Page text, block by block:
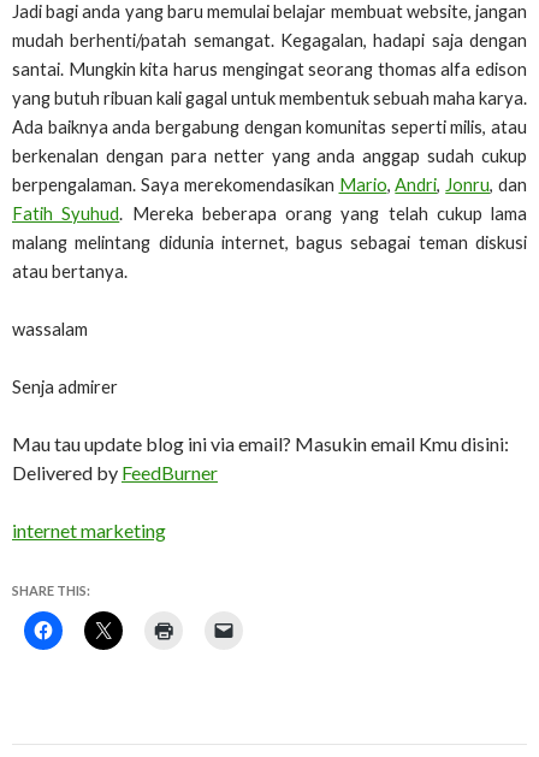
Jadi bagi anda yang baru memulai belajar membuat website, jangan
mudah berhenti/patah semangat. Kegagalan, hadapi saja dengan
santai. Mungkin kita harus mengingat seorang thomas alfa edison
yang butuh ribuan kali gagal untuk membentuk sebuah maha karya.
Ada baiknya anda bergabung dengan komunitas seperti milis, atau
berkenalan dengan para netter yang anda anggap sudah cukup
berpengalaman. Saya merekomendasikan Mario,Andri, Jonru, dan
Fatih Syuhud. Mereka beberapa orang yang telah cukup lama
malang melintang didunia internet, bagus sebagai teman diskusi
atau bertanya.
wassalam
Senja admirer
Mau tau update blog ini via email? Masukin email Kmu disini:
Delivered by FeedBurner
internet marketing
SHARE THIS: